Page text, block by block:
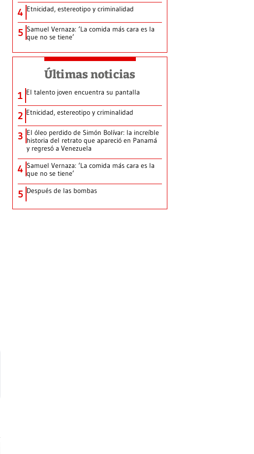
4 Etnicidad, estereotipo y criminalidad
5 Samuel Vernaza: ‘La comida más cara es la
que no se tiene’
Últimas noticias
1 El talento joven encuentra su pantalla​
2 Etnicidad, estereotipo y criminalidad
3 El óleo perdido de Simón Bolívar: la increíble
historia del retrato que apareció en Panamá
y regresó a Venezuela
4 Samuel Vernaza: ‘La comida más cara es la
que no se tiene’
5 Después de las bombas